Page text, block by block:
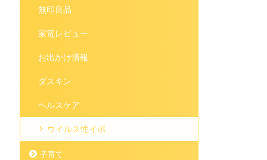
無印良品
家電レビュー
お出かけ情報
ダスキン
ヘルスケア
ウイルス性イボ
子育て